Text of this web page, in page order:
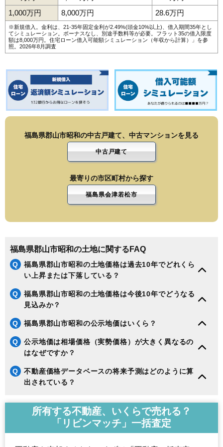
1,000万円
8,000万円 28.6万円
※新規借入。金利は、21-35年固定金利が2.49%(頭金10%以上)、借入期間35年とし
てシミュレーション。ボーナスなし、別途手数料等が必要。フラット35の借入限度
額は8,000万円。 住宅ローン借入可能額シミュレーション（年収から計算）
」を参
照。2026年8月調査
福島県郡山市昭和の中古戸建て、中古マンションを見る
中古戸建て
最寄りの市区町村から探す
福島県会津若松市
福島県郡山市昭和の土地に関するFAQ
Q
福島県郡山市昭和の土地価格は過去10年でどれくら
い上昇または下落している？
Q
福島県郡山市昭和の土地価格は今後10年でどうなる
見込みか？
Q 福島県郡山市昭和の公示地価はいくら？
Q
公示地価は相場価格（実勢価格）が大きく異なるの
はなぜですか？
Q
不動産価格データベースの将来予測はどのように算
出されている？
所有する不動産、いくらで売れる？
「リビンマッチ」一括査定